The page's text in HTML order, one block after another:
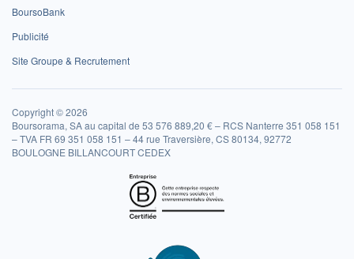
BoursoBank
Publicité
Site Groupe & Recrutement
Copyright © 2026
Boursorama, SA au capital de 53 576 889,20 € – RCS Nanterre 351 058 151
– TVA FR 69 351 058 151 – 44 rue Traversière, CS 80134, 92772
BOULOGNE BILLANCOURT CEDEX